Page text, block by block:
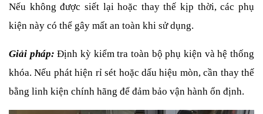
Nếu không được siết lại hoặc thay thế kịp thời, các phụ
kiện này có thể gây mất an toàn khi sử dụng.
Giải pháp: Định kỳ kiểm tra toàn bộ phụ kiện và hệ thống
khóa. Nếu phát hiện rỉ sét hoặc dấu hiệu mòn, cần thay thế
bằng linh kiện chính hãng để đảm bảo vận hành ổn định.